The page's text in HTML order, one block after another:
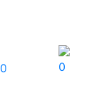
0 0